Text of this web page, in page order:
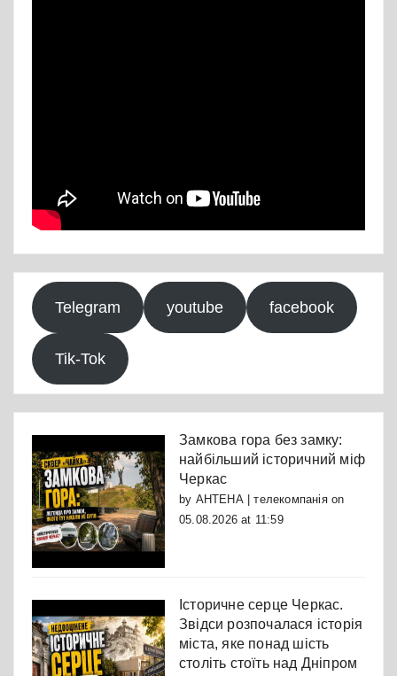
Telegram youtube facebook
Tik-Tok
Замкова гора без замку:
найбільший історичний міф
Черкас
by АНТЕНА | телекомпаніяon
05.08.2026 at 11:59
Історичне серце Черкас.
Звідси розпочалася історія
міста, яке понад шість
століть стоїть над Дніпром